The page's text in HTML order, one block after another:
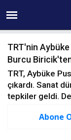
TRT'nin Aybüke
Burcu
TRT, Aybüke
çıkardı. Sanat
tepkiler geldi.
Abone